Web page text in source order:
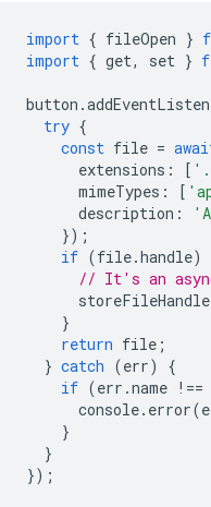
import { fileOpen }
import { get, set }
button .
try {
const file =
extensions : [
mimeTypes : [
description :
});
if (file.handle)
// It's an
}
return file ;
} catch (err)
{
if (err .name !==
console. error(
}
}
});